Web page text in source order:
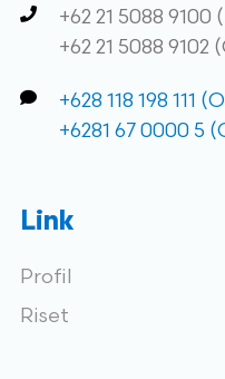
+62 21 5088
+62 21 5088
+628 118 198
+6281 67 0000
Link
Profil
Riset